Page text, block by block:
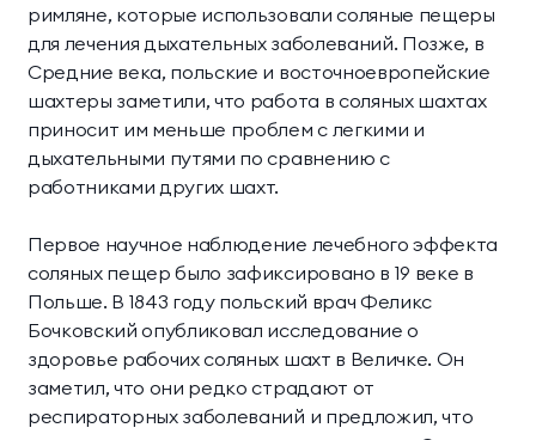
римляне, которые использовали соляные пещеры
для лечения дыхательных заболеваний. Позже, в
Средние века, польские и восточноевропейские
шахтеры заметили, что работа в соляных шахтах
приносит им меньше проблем с легкими и
дыхательными путями по сравнению с
работниками других шахт.
Первое научное наблюдение лечебного эффекта
соляных пещер было зафиксировано в 19 веке в
Польше. В 1843 году польский врач Феликс
Бочковский опубликовал исследование о
здоровье рабочих соляных шахт в Величке. Он
заметил, что они редко страдают от
респираторных заболеваний и предложил, что